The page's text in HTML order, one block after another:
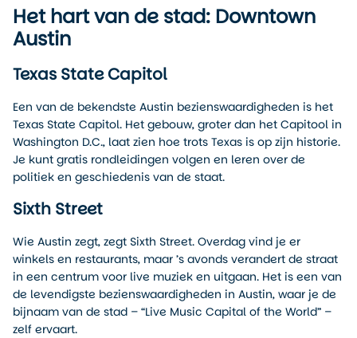
Het hart van de stad: Downtown
Austin
Texas State Capitol
Een van de bekendste Austin bezienswaardigheden is het
Texas State Capitol. Het gebouw, groter dan het Capitool in
Washington D.C., laat zien hoe trots Texas is op zijn historie.
Je kunt gratis rondleidingen volgen en leren over de
politiek en geschiedenis van de staat.
Sixth Street
Wie Austin zegt, zegt Sixth Street. Overdag vind je er
winkels en restaurants, maar ’s avonds verandert de straat
in een centrum voor live muziek en uitgaan. Het is een van
de levendigste bezienswaardigheden in Austin, waar je de
bijnaam van de stad – “Live Music Capital of the World” –
zelf ervaart.